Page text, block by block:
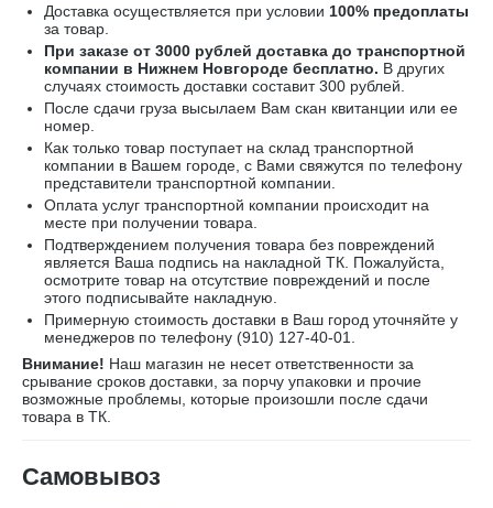
Доставка осуществляется при условии 100% предоплаты
за товар.
При заказе от 3000 рублей доставка до транспортной
компании в Нижнем Новгороде бесплатно. В других
случаях стоимость доставки составит 300 рублей.
После сдачи груза высылаем Вам скан квитанции или ее
номер.
Как только товар поступает на склад транспортной
компании в Вашем городе, с Вами свяжутся по телефону
представители транспортной компании.
Оплата услуг транспортной компании происходит на
месте при получении товара.
Подтверждением получения товара без повреждений
является Ваша подпись на накладной ТК. Пожалуйста,
осмотрите товар на отсутствие повреждений и после
этого подписывайте накладную.
Примерную стоимость доставки в Ваш город уточняйте у
менеджеров по телефону (910) 127-40-01
Внимание! Наш магазин не несет ответственности за
срывание сроков доставки, за порчу упаковки и прочие
возможные проблемы, которые произошли после сдачи
товара в ТК.
Самовывоз